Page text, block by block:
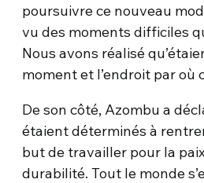
poursuivre ce nouveau
vu des moments difficiles
Nous avons réalisé
moment et l’endroit par où
De son côté, Azombu a
étaient déterminés à
but de travailler pour la
durabilité. Tout le monde